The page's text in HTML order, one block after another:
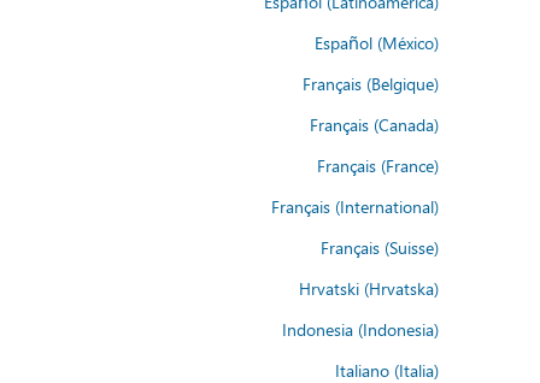
Español (México)
Français (Belgique)
Français (Canada)
Français (France)
Français (International)
Français (Suisse)
Hrvatski (Hrvatska)
Indonesia (Indonesia)
Italiano (Italia)